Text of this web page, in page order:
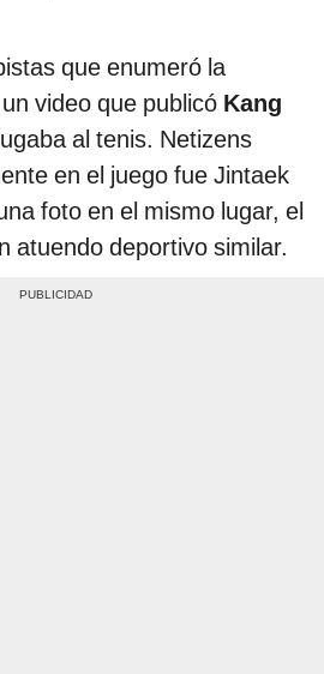
que enumeró la
video que publicó Kang
al tenis. Netizens
en el juego fue Jintaek
foto en el mismo lugar, el
atuendo deportivo similar.